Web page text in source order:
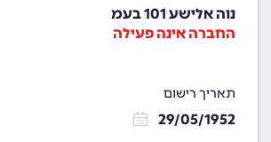
נוה אלישע 101 בעמ
החברה אינה פעילה
תאריך רישום
29/05/1952